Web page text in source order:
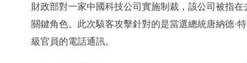
財政部對一家中國科技公司實施制裁，該公司被指
關鍵角色。此次駭客攻擊針對的是當選總統唐納德·
級官員的電話通訊。